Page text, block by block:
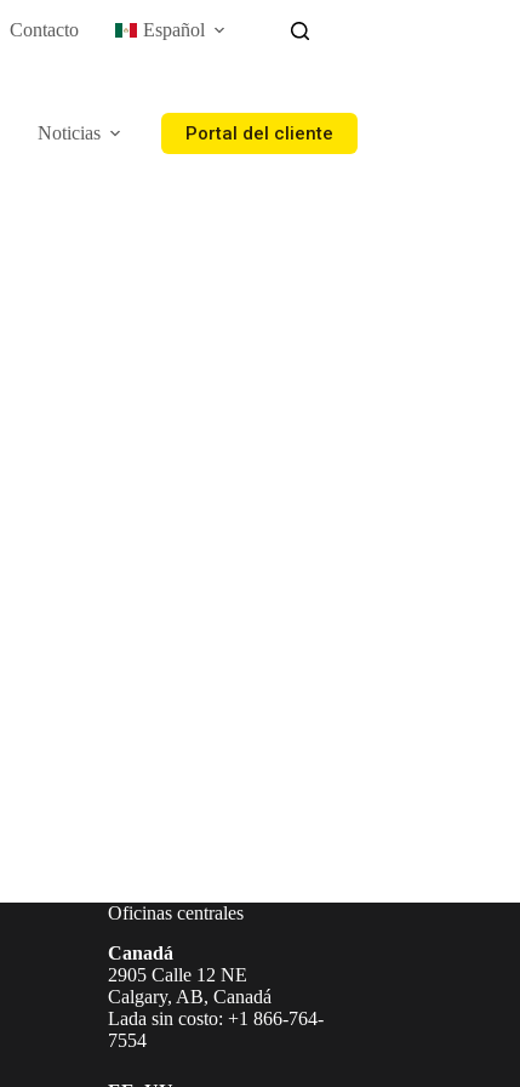
Contacto Español
Noticias Portal del cliente
Oficinas centrales
Canadá
2905 Calle 12 NE
Calgary, AB, Canadá
Lada sin costo: +1 866-764-
7554